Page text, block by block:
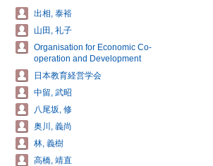
出相, 泰裕
山田, 礼子
Organisation for Economic Co-
operation and Development
日本教育経営学会
中留, 武昭
八尾坂, 修
奥川, 義尚
林, 義樹
高橋, 靖直